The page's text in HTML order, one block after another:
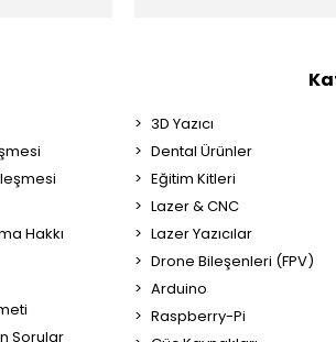
Hakkı
Sorular
3D Yazıcı
Dental Ürünler
Eğitim Kitleri
Lazer & CNC
Lazer Yazıcılar
Drone Bileşenleri (FPV)
Arduino
Raspberry-Pi